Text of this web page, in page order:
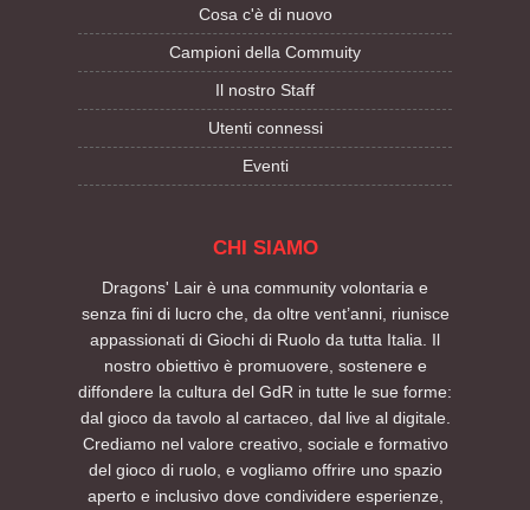
Cosa c'è di nuovo
Campioni della Commuity
Il nostro Staff
Utenti connessi
Eventi
CHI SIAMO
Dragons' Lair è una community volontaria e
senza fini di lucro che, da oltre vent’anni, riunisce
appassionati di Giochi di Ruolo da tutta Italia. Il
nostro obiettivo è promuovere, sostenere e
diffondere la cultura del GdR in tutte le sue forme:
dal gioco da tavolo al cartaceo, dal live al digitale.
Crediamo nel valore creativo, sociale e formativo
del gioco di ruolo, e vogliamo offrire uno spazio
aperto e inclusivo dove condividere esperienze,